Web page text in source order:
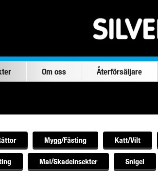
Om oss Återförsäljare
Mygg/Fästing Katt/Vilt
Mal/Skadeinsekter Snigel